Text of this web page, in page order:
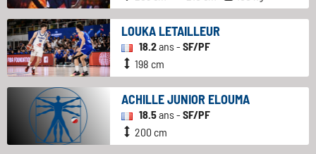
LOUKA LETAILLEUR
18.2ans - SF/PF
198 cm
ACHILLE JUNIOR ELOUMA
18.5ans - SF/PF
200 cm